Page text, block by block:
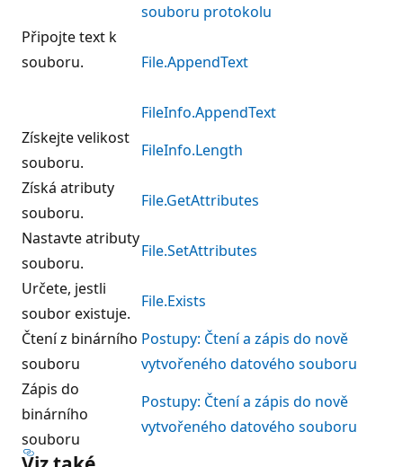
Připojte text k
souboru.
souboru protokolu
File.AppendText
FileInfo.AppendText
Získejte velikost
souboru.
FileInfo.Length
Získá atributy
souboru.
File.GetAttributes
Nastavte atributy
souboru.
File.SetAttributes
Určete, jestli
soubor existuje.
File.Exists
Čtení z binárního
souboru
Postupy: Čtení a zápis do nově
vytvořeného datového souboru
Zápis do
binárního
souboru
Postupy: Čtení a zápis do nově
vytvořeného datového souboru